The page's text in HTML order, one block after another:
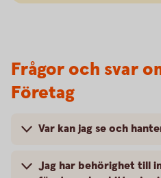
Frågor och svar
Företag
Var kan jag se och
Jag har behörighet till